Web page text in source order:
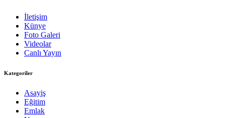
İletişim
Künye
Foto Galeri
Videolar
Canlı Yayın
Kategoriler
Asayiş
Eğitim
Emlak